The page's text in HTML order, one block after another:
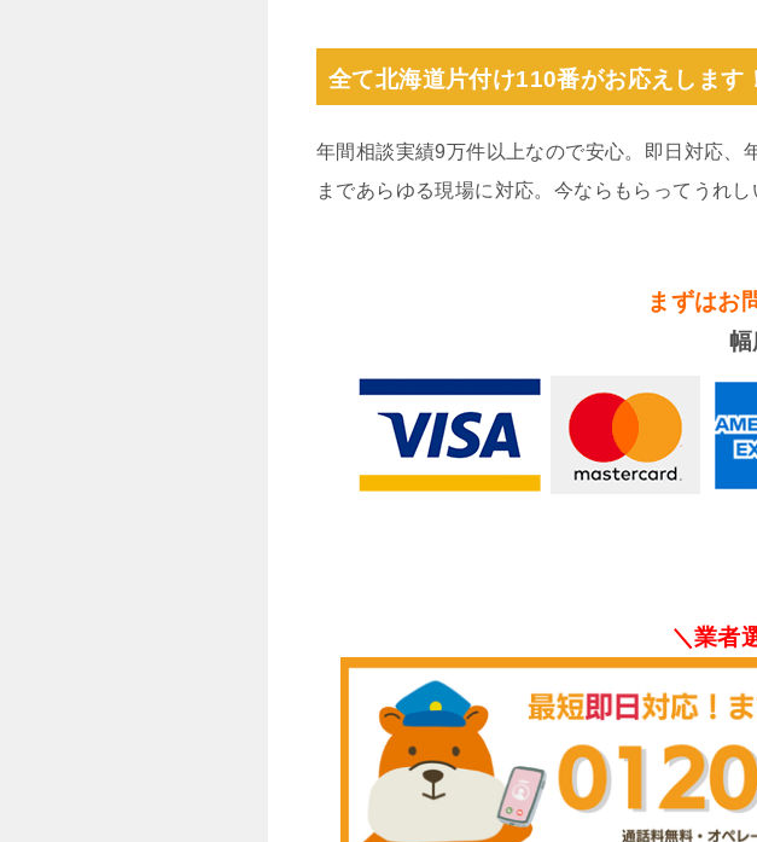
全て北海道片付け110番がお応えします
年間相談実績9万件以上なので安心。即日対応、
まであらゆる現場に対応。今ならもらってうれ
まずはお
＼業者